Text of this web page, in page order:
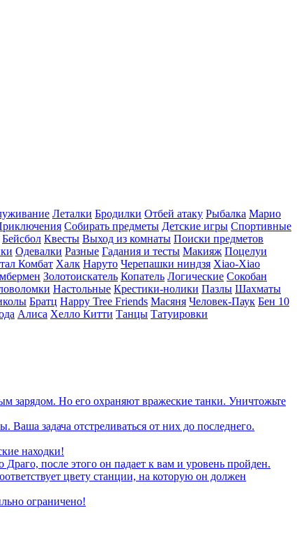
Леталки Бродилки Отбей атаку Рыбалка Марио
Собирать предметы Детские игры Спортивные
Бейсбол Квесты Выход из комнаты Поиски предметов
Одевалки Разные Гадания и тесты Макияж Поцелуи
Комбат Халк Наруто Черепашки ниндзя Xiao-Xiao
Золотоискатель Копатель Логические Сокобан
Настольные Крестики-нолики Пазлы Шахматы
Братц Happy Tree Friends Масяня Человек-Паук Бен 10
Алиса Хелло Китти Танцы Татуировки